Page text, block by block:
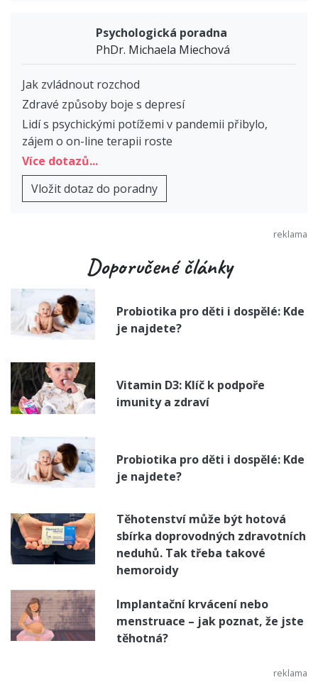
Psychologická poradna
PhDr. Michaela Miechová
Jak zvládnout rozchod
Zdravé způsoby boje s depresí
Lidí s psychickými potížemi v pandemii přibylo,
zájem o on-line terapii roste
Více dotazů...
Vložit dotaz do poradny
Doporučené články
Probiotika pro děti i dospělé: Kde
je najdete?
Vitamin D3: Klíč k podpoře
imunity a zdraví
Probiotika pro děti i dospělé: Kde
je najdete?
Těhotenství může být hotová
sbírka doprovodných zdravotních
neduhů. Tak třeba takové
hemoroidy
Implantační krvácení nebo
menstruace – jak poznat, že jste
těhotná?